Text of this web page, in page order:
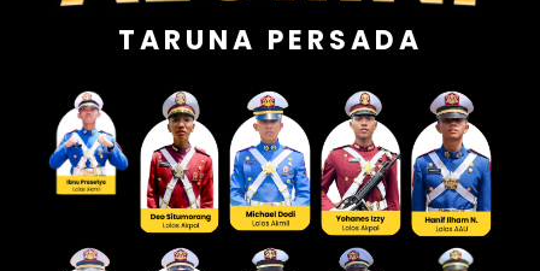
TARUNA PERSADA